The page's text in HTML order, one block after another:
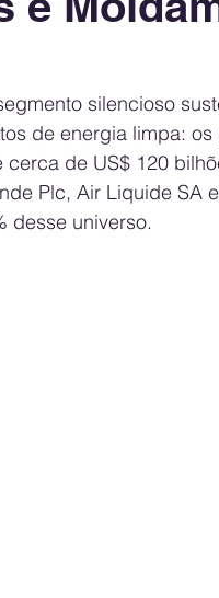
silencioso
de energia limpa:
de US$ 120
Plc, Air Liquide SA
desse universo.